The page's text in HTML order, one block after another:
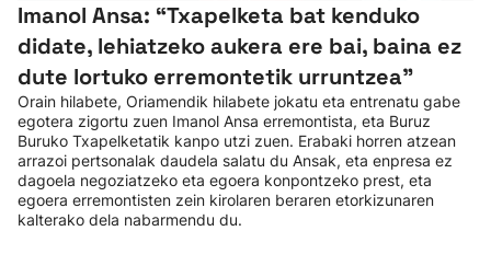
Imanol Ansa: “Txapelketa bat kenduko
didate, lehiatzeko aukera ere bai, baina ez
dute lortuko erremontetik urruntzea"
Orain hilabete, Oriamendik hilabete jokatu eta entrenatu gabe
egotera zigortu zuen Imanol Ansa erremontista, eta Buruz
Buruko Txapelketatik kanpo utzi zuen. Erabaki horren atzean
arrazoi pertsonalak daudela salatu du Ansak, eta enpresa ez
dagoela negoziatzeko eta egoera konpontzeko prest, eta
egoera erremontisten zein kirolaren beraren etorkizunaren
kalterako dela nabarmendu du.